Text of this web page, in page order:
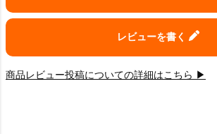
レビューを書く
商品レビュー投稿についての詳細はこちら ▶